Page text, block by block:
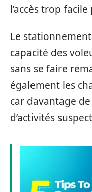
l’accès trop
Le
capacité des
sans se faire
également les
car davantage
d’activités